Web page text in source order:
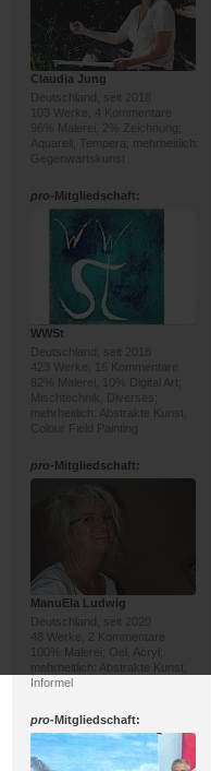
Claudia Jung
Deutschland, seit 2018
103 Werke, 4 Kommentare
96% Malerei, 2% Zeichnung;
Aquarell, Tempera; mehrheitlich:
Gegenwartskunst
pro-Mitgliedschaft:
WWSt
Deutschland, seit 2018
423 Werke, 16 Kommentare
82% Malerei, 10% Digital Art;
Mischtechnik, Diverses;
mehrheitlich: Abstrakte Kunst,
Colour Field Painting
pro-Mitgliedschaft:
ManuEla Ludwig
Deutschland, seit 2020
48 Werke, 2 Kommentare
100% Malerei; Oel, Acryl;
mehrheitlich: Abstrakte Kunst,
Informel
pro-Mitgliedschaft: